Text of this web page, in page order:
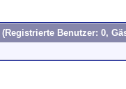
(Registrierte Benutzer: 0,